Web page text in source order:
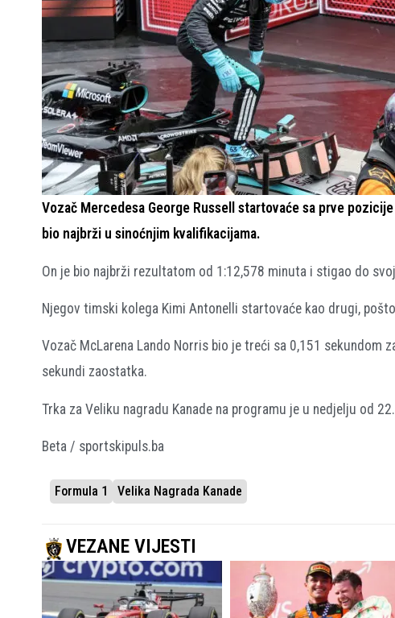
Vozač Mercedesa George Russell startovaće sa prve
bio najbrži u sinoćnjim kvalifikacijama.
On je bio najbrži rezultatom od 1:12,578 minuta i stigao do
Njegov timski kolega Kimi Antonelli startovaće kao drugi,
Vozač McLarena Lando Norris bio je treći sa 0,151
sekundi zaostatka.
Trka za Veliku nagradu Kanade na programu je u nedjelju od
Beta / sportskipuls.ba
Formula 1 Velika Nagrada Kanade
VEZANE VIJESTI